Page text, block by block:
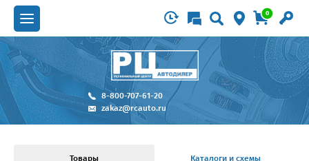
0
8-800-707-61-20
zakaz@rcauto.ru
Товары Каталоги и схемы